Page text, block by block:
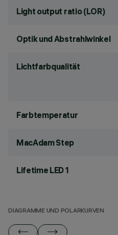
Light output ratio (LOR)
Optik und Abstrahlwinkel
Lichtfarbqualität
Farbtemperatur
MacAdam Step
Lifetime LED 1
DIAGRAMME UND POLARKURVEN